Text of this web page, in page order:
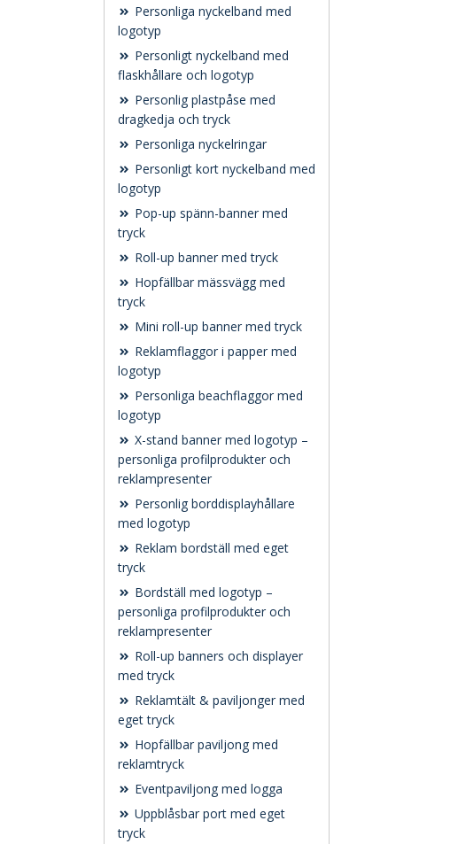
Personliga nyckelband med
logotyp
Personligt nyckelband med
flaskhållare och logotyp
Personlig plastpåse med
dragkedja och tryck
Personliga nyckelringar
Personligt kort nyckelband med
logotyp
Pop-up spänn-banner med
tryck
Roll-up banner med tryck
Hopfällbar mässvägg med
tryck
Mini roll-up banner med tryck
Reklamflaggor i papper med
logotyp
Personliga beachflaggor med
logotyp
X-stand banner med logotyp –
personliga profilprodukter och
reklampresenter
Personlig borddisplayhållare
med logotyp
Reklam bordställ med eget
tryck
Bordställ med logotyp –
personliga profilprodukter och
reklampresenter
Roll-up banners och displayer
med tryck
Reklamtält & paviljonger med
eget tryck
Hopfällbar paviljong med
reklamtryck
Eventpaviljong med logga
Uppblåsbar port med eget
tryck